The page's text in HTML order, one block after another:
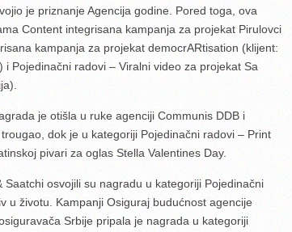
je priznanje Agencija godine. Pored toga, ova
Content integrisana kampanja za projekat Pirulovci
kampanja za projekat democrARtisation (klijent:
Pojedinačni radovi – Viralni video za projekat Sa
je otišla u ruke agenciji Communis DDB i
dok je u kategoriji Pojedinačni radovi – Print
pivari za oglas Stella Valentines Day.
osvojili su nagradu u kategoriji Pojedinačni
u životu. Kampanji Osiguraj budućnost agencije
Srbije pripala je nagrada u kategoriji